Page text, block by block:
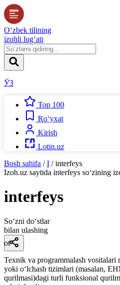
O‘zbek tilining
izohli lug‘ati
ЎЗ
Top 100
Ro‘yxat
Kirish
Lotin.uz
Bosh sahifa / I / interfeys
Izoh.uz saytida interfeys so‘zining
interfeys
So‘zni do‘stlar
bilan ulashing
ot
Texnik va programmalash vositalari
yoki oʻlchash tizimlari (masalan,
qurilmasi)dagi turli funksional